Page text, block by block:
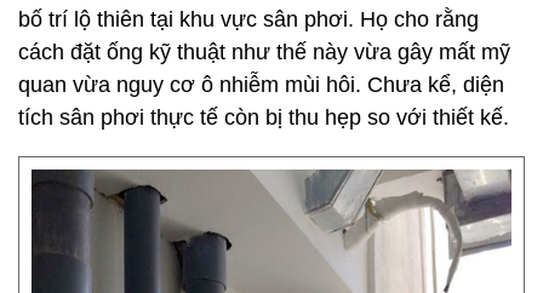
bố trí lộ thiên tại khu vực sân phơi. Họ cho rằng
cách đặt ống kỹ thuật như thế này vừa gây mất mỹ
quan vừa nguy cơ ô nhiễm mùi hôi. Chưa kể, diện
tích sân phơi thực tế còn bị thu hẹp so với thiết kế.